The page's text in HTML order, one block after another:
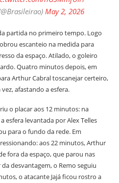
May 2, 2026
partida no primeiro tempo. Logo
escanteio na medida para
da espaço. Atilado, o goleiro
Quatro minutos depois, em
Arthur Cabral toscanejar certeiro,
afastando a esfera.
o placar aos 12 minutos: na
esfera levantada por Alex Telles
para o fundo da rede. Em
aos 22 minutos, Arthur
fora da espaço, que parou nas
desvantagem, o Remo seguiu
o atacante Jajá ficou rostro a